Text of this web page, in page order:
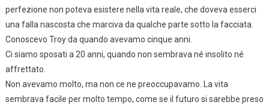
perfezione non poteva esistere nella vita reale, che doveva esserci
una falla nascosta che marciva da qualche parte sotto la facciata.
Conoscevo Troy da quando avevamo cinque anni.
Ci siamo sposati a 20 anni, quando non sembrava né insolito né
affrettato.
Non avevamo molto, ma non ce ne preoccupavamo. La vita
sembrava facile per molto tempo, come se il futuro si sarebbe preso